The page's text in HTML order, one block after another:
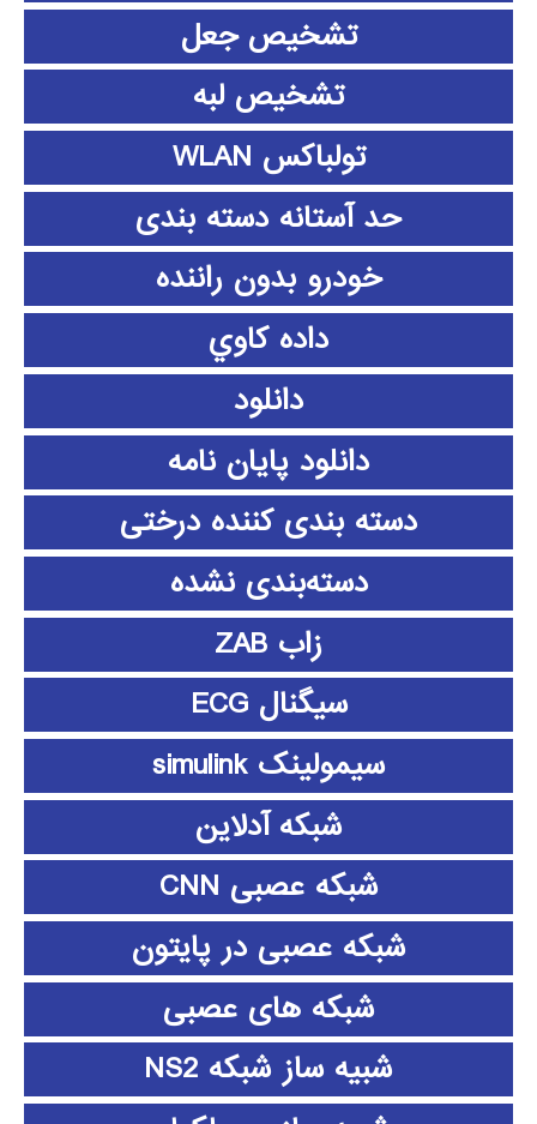
تشخیص جعل
تشخیص لبه
تولباکس WLAN
حد آستانه دسته بندی
خودرو بدون راننده
داده كاوي
دانلود
دانلود پايان نامه
دسته بندی کننده درختی
دسته‌بندی نشده
زاب ZAB
سیگنال ECG
سیمولینک simulink
شبکه آدلاین
شبکه عصبی CNN
شبکه عصبی در پایتون
شبکه های عصبی
شبیه ساز شبکه NS2